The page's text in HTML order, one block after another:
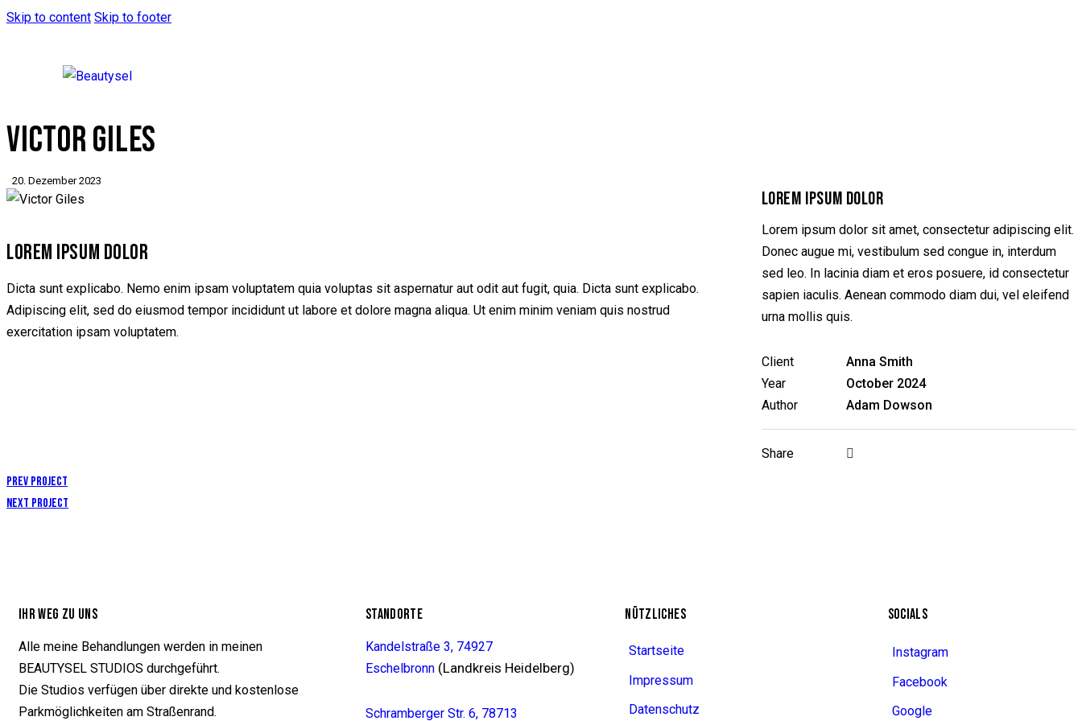
Skip to content Skip to footer
VICTOR GILES
20. Dezember 2023
LOREM IPSUM DOLOR
Dicta sunt explicabo. Nemo enim ipsam voluptatem quia voluptas sit aspernatur aut odit aut fugit, quia. Dicta sunt explicabo.
Adipiscing elit, sed do eiusmod tempor incididunt ut labore et dolore magna aliqua. Ut enim minim veniam quis nostrud
exercitation ipsam voluptatem.
LOREM IPSUM DOLOR
Lorem ipsum dolor sit amet, consectetur adipiscing elit.
Donec augue mi, vestibulum sed congue in, interdum
sed leo. In lacinia diam et eros posuere, id consectetur
sapien iaculis. Aenean commodo diam dui, vel eleifend
urna mollis quis.
Client
Anna Smith
Year
October 2024
Author
Adam Dowson
Share
Prev Project
Next Project
IHR WEG ZU UNS
Alle meine Behandlungen werden in meinen
BEAUTYSEL STUDIOS durchgeführt.
Die Studios verfügen über direkte und kostenlose
Parkmöglichkeiten am Straßenrand.
STANDORTE
Kandelstraße 3, 74927
Eschelbronn (Landkreis Heidelberg)
Schramberger Str. 6, 78713
NÜTZLICHES
Startseite
Impressum
Datenschutz
SOCIALS
Instagram
Facebook
Google